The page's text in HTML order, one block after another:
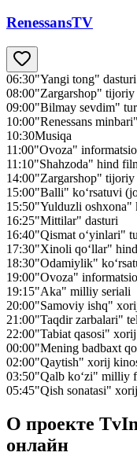
RenessansTV
06:30"Yangi tong" dasturi
08:00"Zargarshop" tijoriy
09:00"Bilmay sevdim"
10:00"Renessans
10:30Musiqa
11:00"Ovoza"
11:10"Shahzoda" hind
14:00"Zargarshop" tijoriy
15:00"Balli" ko‘rsatuvi
15:50"Yulduzli oshxona"
16:25"Mittilar" dasturi
16:40"Qismat o‘yinlari"
17:30"Xinoli qo‘llar"
18:30"Odamiylik"
19:00"Ovoza"
19:15"Aka" milliy seriali
20:00"Samoviy ishq"
21:00"Taqdir zarbalari"
22:00"Tabiat qasosi"
00:00"Mening badbaxt
02:00"Qaytish" xorij
03:50"Qalb ko‘zi" milliy
05:45"Qish sonatasi"
О проекте
онлайн